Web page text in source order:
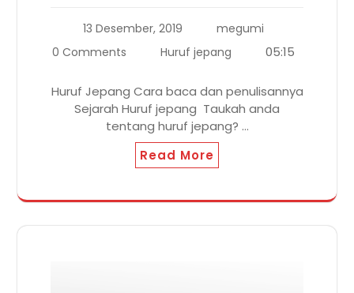
13 Desember, 2019
megumi
0 Comments
Huruf jepang 05:15
Huruf Jepang Cara baca dan penulisannya
Sejarah Huruf jepang Taukah anda
tentang huruf jepang? ...
Read More